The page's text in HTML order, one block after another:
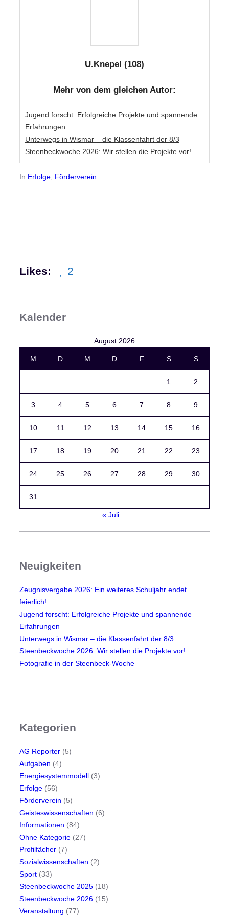
U.Knepel (108)
Mehr von dem gleichen Autor:
Jugend forscht: Erfolgreiche Projekte und spannende
Erfahrungen
Unterwegs in Wismar – die Klassenfahrt der 8/3
Steenbeckwoche 2026: Wir stellen die Projekte vor!
In:Erfolge, Förderverein
Likes: 2
Kalender
August 2026
M D M D F S S
1 2
3 4 5 6 7 8 9
10 11 12 13 14 15 16
17 18 19 20 21 22 23
24 25 26 27 28 29 30
31
« Juli
Neuigkeiten
Zeugnisvergabe 2026: Ein weiteres Schuljahr endet
feierlich!
Jugend forscht: Erfolgreiche Projekte und spannende
Erfahrungen
Unterwegs in Wismar – die Klassenfahrt der 8/3
Steenbeckwoche 2026: Wir stellen die Projekte vor!
Fotografie in der Steenbeck-Woche
Kategorien
AG Reporter (5)
Aufgaben (4)
Energiesystemmodell (3)
Erfolge (56)
Förderverein (5)
Geisteswissenschaften (6)
Informationen (84)
Ohne Kategorie (27)
Profilfächer (7)
Sozialwissenschaften (2)
Sport (33)
Steenbeckwoche 2025 (18)
Steenbeckwoche 2026 (15)
Veranstaltung (77)